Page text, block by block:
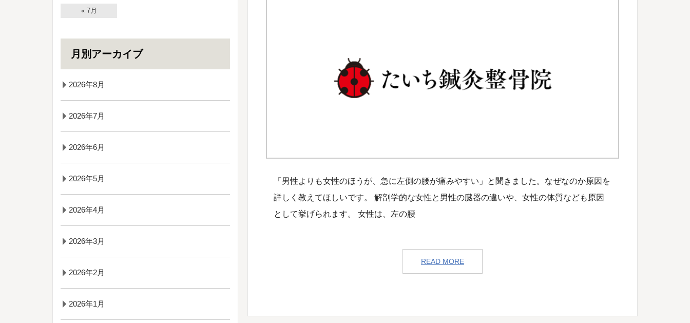
「男性よりも女性のほうが、急に左側の腰が痛みやすい」と聞きました。なぜなのか原因を
詳しく教えてほしいです。 解剖学的な女性と男性の臓器の違いや、女性の体質なども原因
として挙げられます。 女性は、左の腰
READ MORE
« 7月
月別アーカイブ
2026年8月
2026年7月
2026年6月
2026年5月
2026年4月
2026年3月
2026年2月
2026年1月